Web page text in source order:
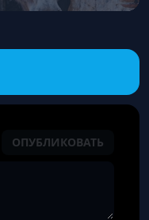
ОПУБЛИКОВАТЬ